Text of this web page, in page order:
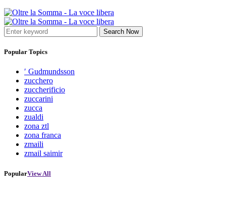
Search Now
Popular Topics
′ Gudmundsson
zucchero
zuccherificio
zuccarini
zucca
zualdi
zona ztl
zona franca
zmaili
zmail saimir
PopularView All